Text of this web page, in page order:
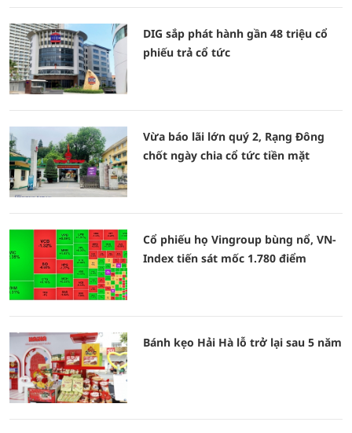
DIG sắp phát hành gần 48 triệu cổ
phiếu trả cổ tức
Vừa báo lãi lớn quý 2, Rạng Đông
chốt ngày chia cổ tức tiền mặt
Cổ phiếu họ Vingroup bùng nổ, VN-
Index tiến sát mốc 1.780 điểm
Bánh kẹo Hải Hà lỗ trở lại sau 5 năm